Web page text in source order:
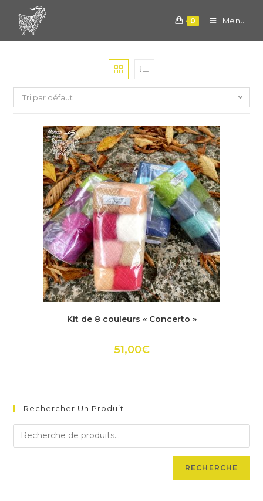
content
0 Menu
Tri par défaut
Ce
a
Les
options
Kit de 8 couleurs « Concerto »
51,00€
Rechercher Un Produit :
RECHERCHE